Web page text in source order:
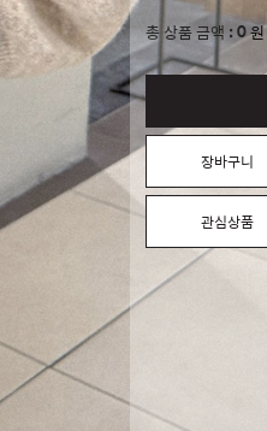
총 상품 금액 0원
장바구니
관심상품